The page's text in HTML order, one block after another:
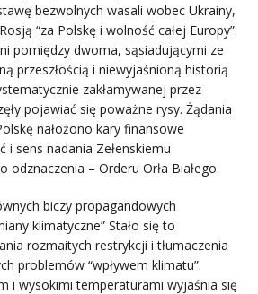
bezwolnych wasali wobec Ukrainy,
“za Polskę i wolność całej Europy”.
pomiędzy dwoma, sąsiadującymi ze
przeszłością i niewyjaśnioną historią
zakłamywanej przez
pojawiać się poważne rysy. Żądania
nałożono kary finansowe
i sens nadania Zełenskiemu
odznaczenia – Orderu Orła Białego.
biczy propagandowych
klimatyczne” Stało się to
rozmaitych restrykcji i tłumaczenia
problemów “wpływem klimatu”.
i wysokimi temperaturami wyjaśnia się